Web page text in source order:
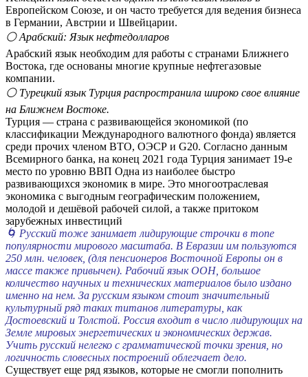
Европейском Союзе, и он часто требуется для ведения бизнеса
в Германии, Австрии и Швейцарии.
⚪ Арабский: Язык нефтедолларов
Арабский язык необходим для работы с странами Ближнего
Востока, где основаны многие крупные нефтегазовые
компании.
⚪ Турецкий язык Турция распространила широко свое влияние
на Ближнем Востоке.
Турция — страна с развивающейся экономикой (по
классификации Международного валютного фонда) является
среди прочих членом ВТО, ОЭСР и G20. Согласно данным
Всемирного банка, на конец 2021 года Турция занимает 19-е
место по уровню ВВП Одна из наиболее быстро
развивающихся экономик в мире. Это многоотраслевая
экономика с выгодным географическим положением,
молодой и дешёвой рабочей силой, а также притоком
зарубежных инвестиций
🌀 Русский тоже занимает лидирующие строчки в топе
популярности мирового масштаба. В Евразии им пользуются
250 млн. человек, (для пенсионеров Восточной Европы он в
массе также привычен). Рабочий язык ООН, большое
количество научных и технических материалов было издано
именно на нем. За русским языком стоит значительный
культурный ряд таких титанов литературы, как
Достоевский и Толстой. Россия входит в число лидирующих на
Земле мировых энергетических и экономических держав.
Учить русский нелегко с грамматической точки зрения, но
логичность словесных построений облегчает дело.
Существует еще ряд языков, которые не смогли пополнить